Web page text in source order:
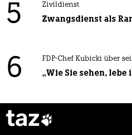
5 Zivildienst
Zwangsdienst als
6 FDP-Chef Kubicki über
„Wie Sie sehen, lebe
taz